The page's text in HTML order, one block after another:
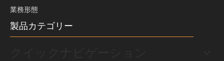
業務形態
製品カテゴリー